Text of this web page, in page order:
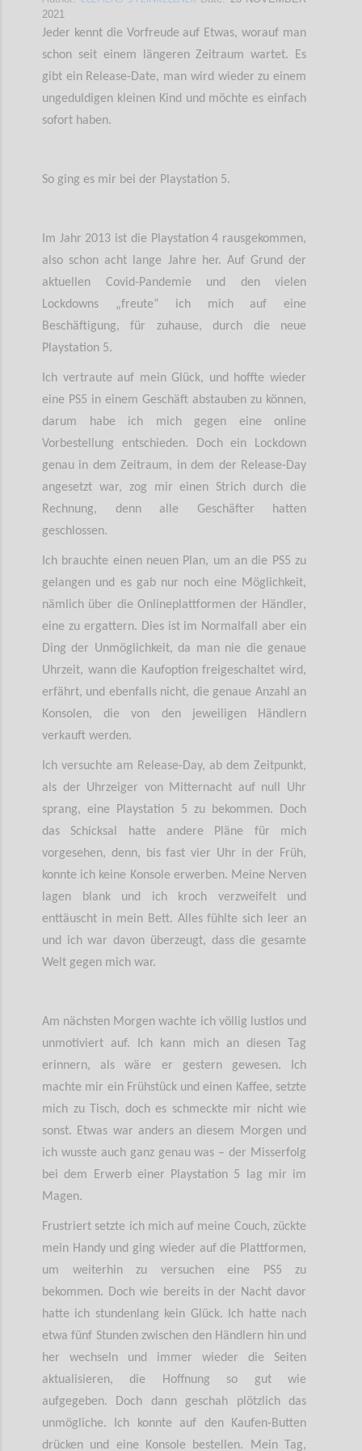
2021
Jeder kennt die Vorfreude auf Etwas, worauf man
schon seit einem längeren Zeitraum wartet. Es
gibt ein Release-Date, man wird wieder zu einem
ungeduldigen kleinen Kind und möchte es einfach
sofort haben.
So ging es mir bei der Playstation 5.
Im Jahr 2013 ist die Playstation 4 rausgekommen,
also schon acht lange Jahre her. Auf Grund der
aktuellen Covid-Pandemie und den vielen
Lockdowns „freute“ ich mich auf eine
Beschäftigung, für zuhause, durch die neue
Playstation 5.
Ich vertraute auf mein Glück, und hoffte wieder
eine PS5 in einem Geschäft abstauben zu können,
darum habe ich mich gegen eine online
Vorbestellung entschieden. Doch ein Lockdown
genau in dem Zeitraum, in dem der Release-Day
angesetzt war, zog mir einen Strich durch die
Rechnung, denn alle Geschäfter hatten
geschlossen.
Ich brauchte einen neuen Plan, um an die PS5 zu
gelangen und es gab nur noch eine Möglichkeit,
nämlich über die Onlineplattformen der Händler,
eine zu ergattern. Dies ist im Normalfall aber ein
Ding der Unmöglichkeit, da man nie die genaue
Uhrzeit, wann die Kaufoption freigeschaltet wird,
erfährt, und ebenfalls nicht, die genaue Anzahl an
Konsolen, die von den jeweiligen Händlern
verkauft werden.
Ich versuchte am Release-Day, ab dem Zeitpunkt,
als der Uhrzeiger von Mitternacht auf null Uhr
sprang, eine Playstation 5 zu bekommen. Doch
das Schicksal hatte andere Pläne für mich
vorgesehen, denn, bis fast vier Uhr in der Früh,
konnte ich keine Konsole erwerben. Meine Nerven
lagen blank und ich kroch verzweifelt und
enttäuscht in mein Bett. Alles fühlte sich leer an
und ich war davon überzeugt, dass die gesamte
Welt gegen mich war.
Am nächsten Morgen wachte ich völlig lustlos und
unmotiviert auf. Ich kann mich an diesen Tag
erinnern, als wäre er gestern gewesen. Ich
machte mir ein Frühstück und einen Kaffee, setzte
mich zu Tisch, doch es schmeckte mir nicht wie
sonst. Etwas war anders an diesem Morgen und
ich wusste auch ganz genau was – der Misserfolg
bei dem Erwerb einer Playstation 5 lag mir im
Magen.
Frustriert setzte ich mich auf meine Couch, zückte
mein Handy und ging wieder auf die Plattformen,
um weiterhin zu versuchen eine PS5 zu
bekommen. Doch wie bereits in der Nacht davor
hatte ich stundenlang kein Glück. Ich hatte nach
etwa fünf Stunden zwischen den Händlern hin und
her wechseln und immer wieder die Seiten
aktualisieren, die Hoffnung so gut wie
aufgegeben. Doch dann geschah plötzlich das
unmögliche. Ich konnte auf den Kaufen-Butten
drücken und eine Konsole bestellen. Mein Tag,